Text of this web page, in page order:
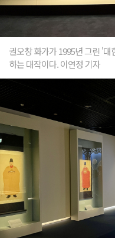
권오창 화가가 1995년 그린 '
하는 대작이다. 이연정 기자